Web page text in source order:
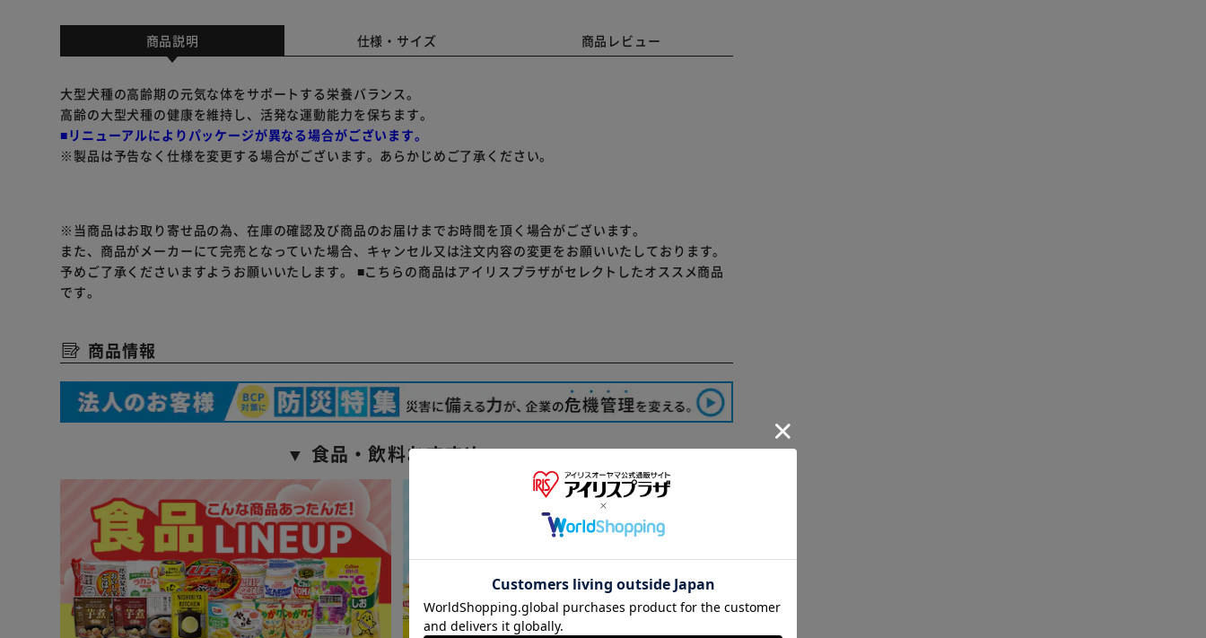
商品説明 仕様・サイズ 商品レビュー
大型犬種の高齢期の元気な体をサポートする栄養バランス。
高齢の大型犬種の健康を維持し、活発な運動能力を保ちます。
■リニューアルによりパッケージが異なる場合がございます。
※製品は予告なく仕様を変更する場合がございます。あらかじめご了承ください。
※当商品はお取り寄せ品の為、在庫の確認及び商品のお届けまでお時間を頂く場合がございます。
また、商品がメーカーにて完売となっていた場合、キャンセル又は注文内容の変更をお願いいたしております。
予めご了承くださいますようお願いいたします。 ■こちらの商品はアイリスプラザがセレクトしたオススメ商品
です。
商品情報
▼ 食品・飲料おすすめ ▼
※ご確認ください